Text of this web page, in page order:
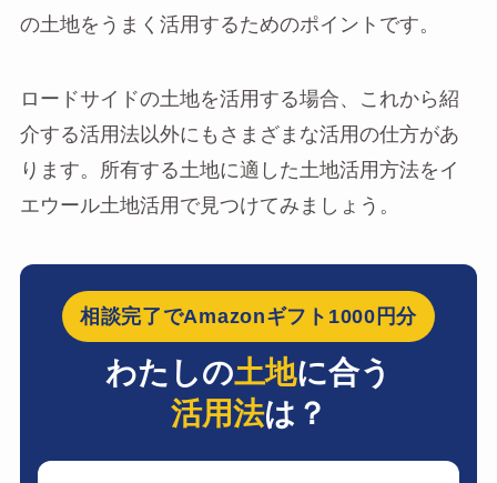
の土地をうまく活用するためのポイントです。
ロードサイドの土地を活用する場合、これから紹
介する活用法以外にもさまざまな活用の仕方があ
ります。所有する土地に適した土地活用方法をイ
エウール土地活用で見つけてみましょう。
相談完了でAmazonギフト1000円分
わたしの土地に合う
活用法は？